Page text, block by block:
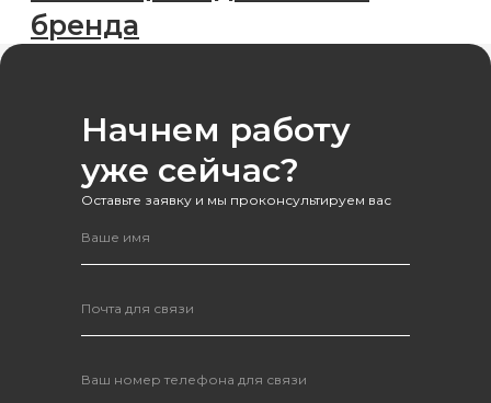
Начнем работу
уже сейчас?
Оставьте заявку и мы проконсультируем вас